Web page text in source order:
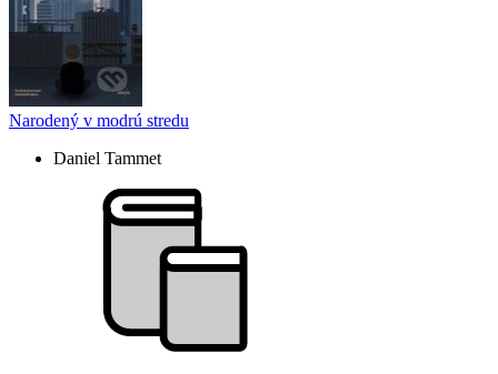
Narodený v modrú stredu
Daniel Tammet